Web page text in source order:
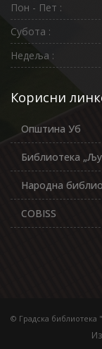
Пон - Пет :
Субота :
Недеља :
Корисни
Општина Уб
Библиотека
Народна
COBISS
© Градска